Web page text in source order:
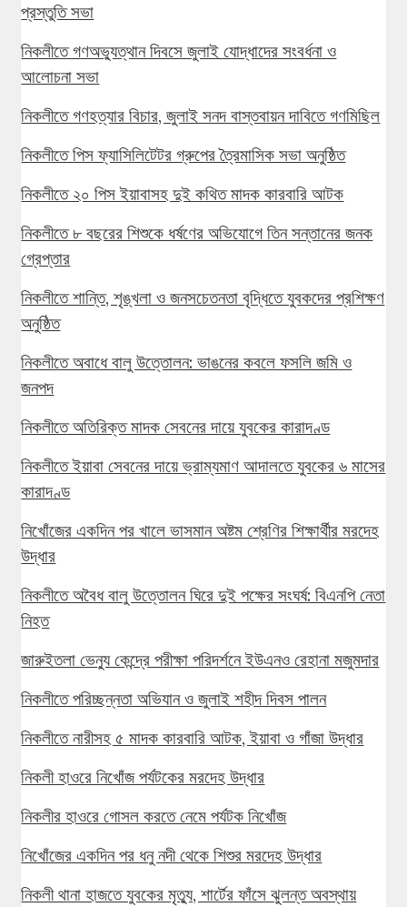
প্রস্তুতি সভা
নিকলীতে গণঅভ্যুত্থান দিবসে জুলাই যোদ্ধাদের সংবর্ধনা ও
আলোচনা সভা
নিকলীতে গণহত্যার বিচার, জুলাই সনদ বাস্তবায়ন দাবিতে গণমিছিল
নিকলীতে পিস ফ্যাসিলিটেটর গ্রুপের ত্রৈমাসিক সভা অনুষ্ঠিত
নিকলীতে ২০ পিস ইয়াবাসহ দুই কথিত মাদক কারবারি আটক
নিকলীতে ৮ বছরের শিশুকে ধর্ষণের অভিযোগে তিন সন্তানের জনক
গ্রেপ্তার
নিকলীতে শান্তি, শৃঙ্খলা ও জনসচেতনতা বৃদ্ধিতে যুবকদের প্রশিক্ষণ
অনুষ্ঠিত
নিকলীতে অবাধে বালু উত্তোলন: ভাঙনের কবলে ফসলি জমি ও
জনপদ
নিকলীতে অতিরিক্ত মাদক সেবনের দায়ে যুবকের কারাদণ্ড
নিকলীতে ইয়াবা সেবনের দায়ে ভ্রাম্যমাণ আদালতে যুবকের ৬ মাসের
কারাদণ্ড
নিখোঁজের একদিন পর খালে ভাসমান অষ্টম শ্রেণির শিক্ষার্থীর মরদেহ
উদ্ধার
নিকলীতে অবৈধ বালু উত্তোলন ঘিরে দুই পক্ষের সংঘর্ষ: বিএনপি নেতা
নিহত
জারুইতলা ভেন্যু কেন্দ্রে পরীক্ষা পরিদর্শনে ইউএনও রেহানা মজুমদার
নিকলীতে পরিচ্ছন্নতা অভিযান ও জুলাই শহীদ দিবস পালন
নিকলীতে নারীসহ ৫ মাদক কারবারি আটক, ইয়াবা ও গাঁজা উদ্ধার
নিকলী হাওরে নিখোঁজ পর্যটকের মরদেহ উদ্ধার
নিকলীর হাওরে গোসল করতে নেমে পর্যটক নিখোঁজ
নিখোঁজের একদিন পর ধনু নদী থেকে শিশুর মরদেহ উদ্ধার
নিকলী থানা হাজতে যুবকের মৃত্যু, শার্টের ফাঁসে ঝুলন্ত অবস্থায়